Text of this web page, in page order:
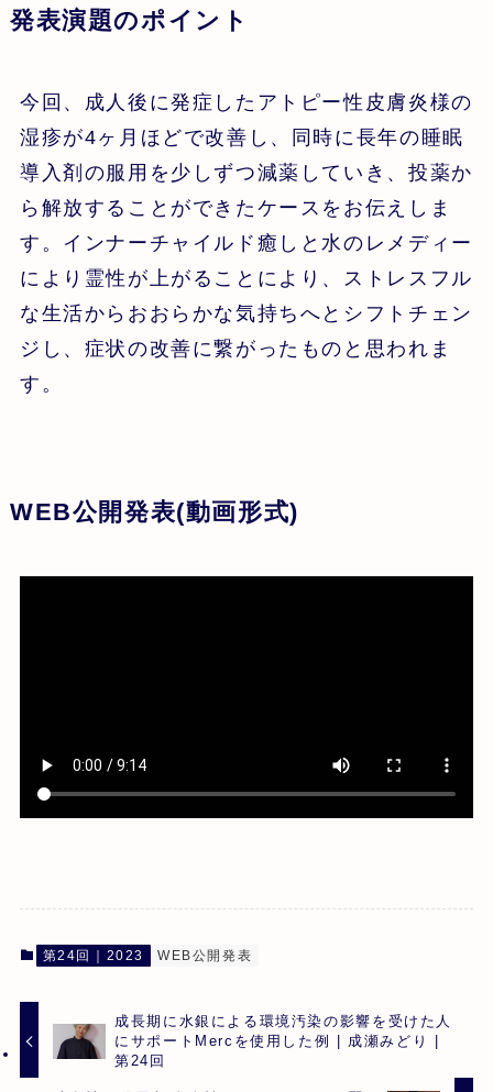
発表演題のポイント
今回、成人後に発症したアトピー性皮膚炎様の
湿疹が4ヶ月ほどで改善し、同時に長年の睡眠
導入剤の服用を少しずつ減薬していき、投薬か
ら解放することができたケースをお伝えしま
す。インナーチャイルド癒しと水のレメディー
により霊性が上がることにより、ストレスフル
な生活からおおらかな気持ちへとシフトチェン
ジし、症状の改善に繋がったものと思われま
す。
WEB公開発表(動画形式)
第24回｜2023 WEB公開発表
成長期に水銀による環境汚染の影響を受けた人
にサポートMercを使用した例 | 成瀬みどり |
第24回